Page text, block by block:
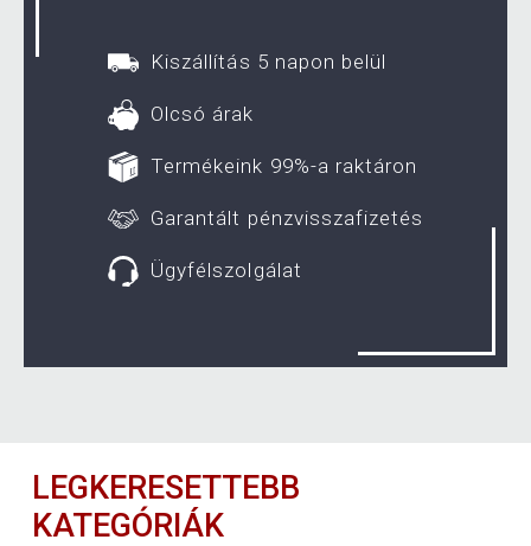
Kiszállítás 5 napon belül
Olcsó árak
Termékeink 99%-a raktáron
Garantált pénzvisszafizetés
Ügyfélszolgálat
LEGKERESETTEBB
KATEGÓRIÁK